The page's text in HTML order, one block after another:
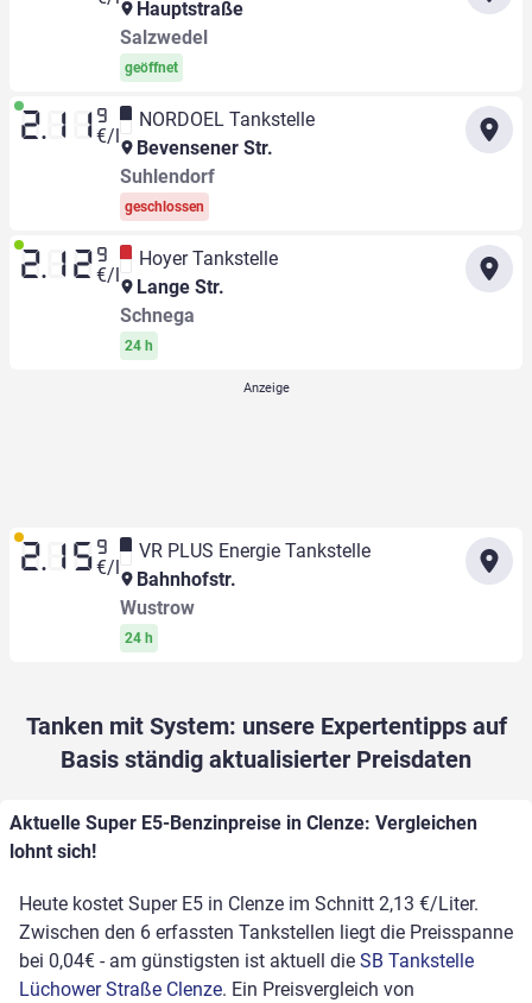
Hauptstraße
Salzwedel
geöffnet
2.11 9
€/l
NORDOEL Tankstelle
Bevensener Str.
Suhlendorf
geschlossen
2.12 9
€/l
Hoyer Tankstelle
Lange Str.
Schnega
24 h
2.15 9
€/l
VR PLUS Energie Tankstelle
Bahnhofstr.
Wustrow
24 h
Tanken mit System: unsere Expertentipps auf
Basis ständig aktualisierter Preisdaten
Aktuelle Super E5-Benzinpreise in Clenze: Vergleichen
lohnt sich!
Heute kostet Super E5 in Clenze im Schnitt 2,13 €/Liter.
Zwischen den 6 erfassten Tankstellen liegt die Preisspanne
bei 0,04€ - am günstigsten ist aktuell die SB Tankstelle
Lüchower Straße Clenze. Ein Preisvergleich von